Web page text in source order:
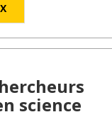
science